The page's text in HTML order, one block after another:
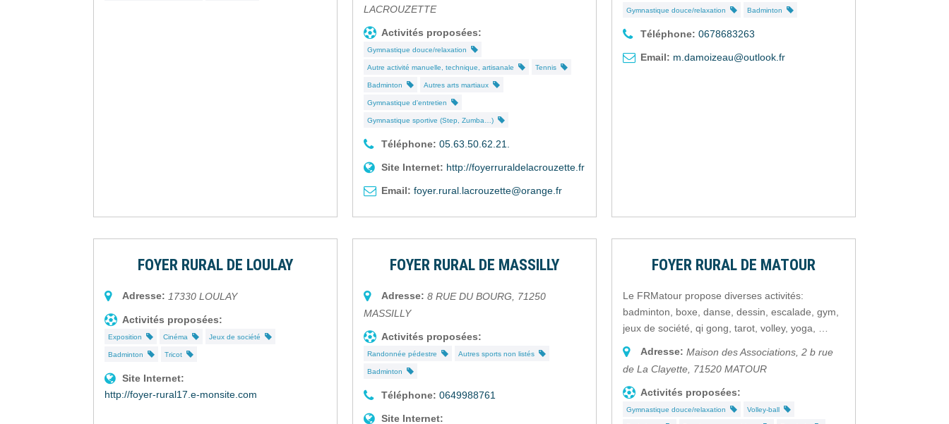
LACROUZETTE
Activités proposées:
Gymnastique douce/relaxation
Autre activité manuelle, technique, artisanale Tennis
Badminton Autres arts martiaux
Gymnastique d'entretien
Gymnastique sportive (Step, Zumba…)
Téléphone: 05.63.50.62.21.
Site Internet: http://foyerruraldelacrouzette.fr
Email: foyer.rural.lacrouzette@orange.fr
Gymnastique douce/relaxation Badminton
Téléphone: 0678683263
Email: m.damoizeau@outlook.fr
FOYER RURAL DE LOULAY
Adresse: 17330 LOULAY
Activités proposées:
Exposition Cinéma Jeux de société
Badminton Tricot
Site Internet:
http://foyer-rural17.e-monsite.com
FOYER RURAL DE MASSILLY
Adresse: 8 RUE DU BOURG, 71250
MASSILLY
Activités proposées:
Randonnée pédestre Autres sports non listés
Badminton
Téléphone: 0649988761
Site Internet:
FOYER RURAL DE MATOUR
Le FRMatour propose diverses activités:
badminton, boxe, danse, dessin, escalade, gym,
jeux de société, qi gong, tarot, volley, yoga, …
Adresse: Maison des Associations, 2 b rue
de La Clayette, 71520 MATOUR
Activités proposées:
Gymnastique douce/relaxation Volley-ball